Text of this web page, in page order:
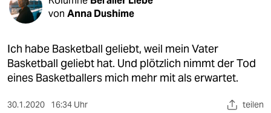
gesellschaft
kultur
sport
von Anna Dushime
Ich habe Basketball geliebt, weil mein Vater
Basketball geliebt hat. Und plötzlich nimmt der Tod
eines Basketballers mich mehr mit als erwartet.
30.1.2020 16:34 Uhr teilen